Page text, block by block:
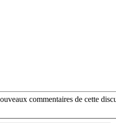
commentaires de cette